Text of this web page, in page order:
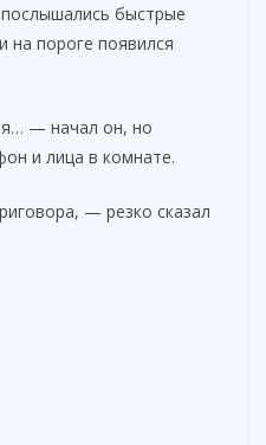
быстрые
на пороге появился
— начал он, но
и лица в комнате.
— резко сказал